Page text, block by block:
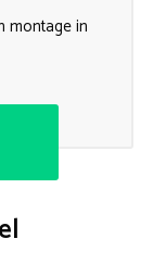
montage in